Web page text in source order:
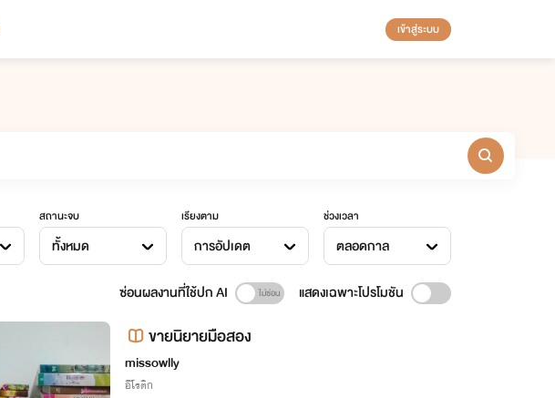
เข้าสู่ระบบ
สถานะจบ
ทั้งหมด
เรียงตาม
การอัปเดต
ช่วงเวลา
ตลอดกาล
ซ่อนผลงานที่ใช้ปก AI แสดงเฉพาะโปรโมชัน
ขายนิยายมือสอง
missowlly
อีโรติก